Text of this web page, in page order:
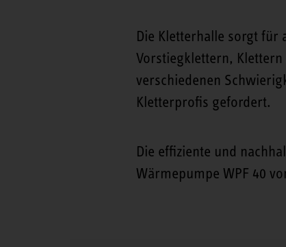
Die Kletterhalle sorgt für
Vorstiegklettern,
verschiedenen
Kletterprofis gefordert.
Die effiziente und
Wärmepumpe WPF 40